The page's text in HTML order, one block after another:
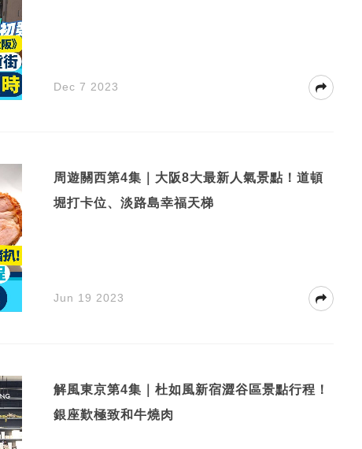
Dec 7 2023
周遊關西第4集｜大阪8大最新人氣景點！道頓
堀打卡位、淡路島幸福天梯
Jun 19 2023
解風東京第4集｜杜如風新宿澀谷區景點行程！
銀座歎極致和牛燒肉